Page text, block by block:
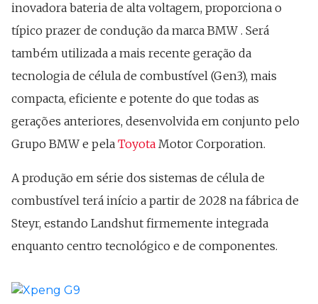
inovadora bateria de alta voltagem, proporciona o
típico prazer de condução da marca BMW . Será
também utilizada a mais recente geração da
tecnologia de célula de combustível (Gen3), mais
compacta, eficiente e potente do que todas as
gerações anteriores, desenvolvida em conjunto pelo
Grupo BMW e pela Toyota Motor Corporation.
A produção em série dos sistemas de célula de
combustível terá início a partir de 2028 na fábrica de
Steyr, estando Landshut firmemente integrada
enquanto centro tecnológico e de componentes.